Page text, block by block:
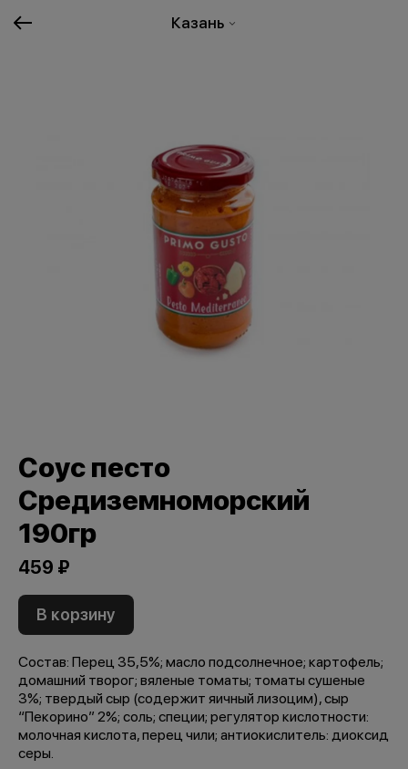
Казань
Соус песто
Средиземноморский
190гр
459 ₽
В корзину
Состав: Перец 35,5%; масло подсолнечное; картофель;
домашний творог; вяленые томаты; томаты сушеные
3%; твердый сыр (содержит яичный лизоцим), сыр
“Пекорино” 2%; соль; специи; регулятор кислотности:
молочная кислота, перец чили; антиокислитель: диоксид
серы.